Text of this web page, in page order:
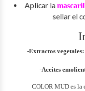
Aplicar la
sellar el
-Extractos vegetales:
-Aceites
COLOR MUD es la